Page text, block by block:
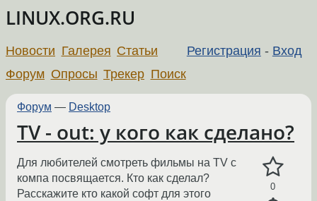
LINUX.ORG.RU
Регистрация - Вход
Новости Галерея Статьи
Форум Опросы Трекер Поиск
Форум — Desktop
TV - out: у кого как сделано?
0
Для любителей смотреть фильмы на TV с
компа посвящается. Кто как сделал?
Расскажите кто какой софт для этого